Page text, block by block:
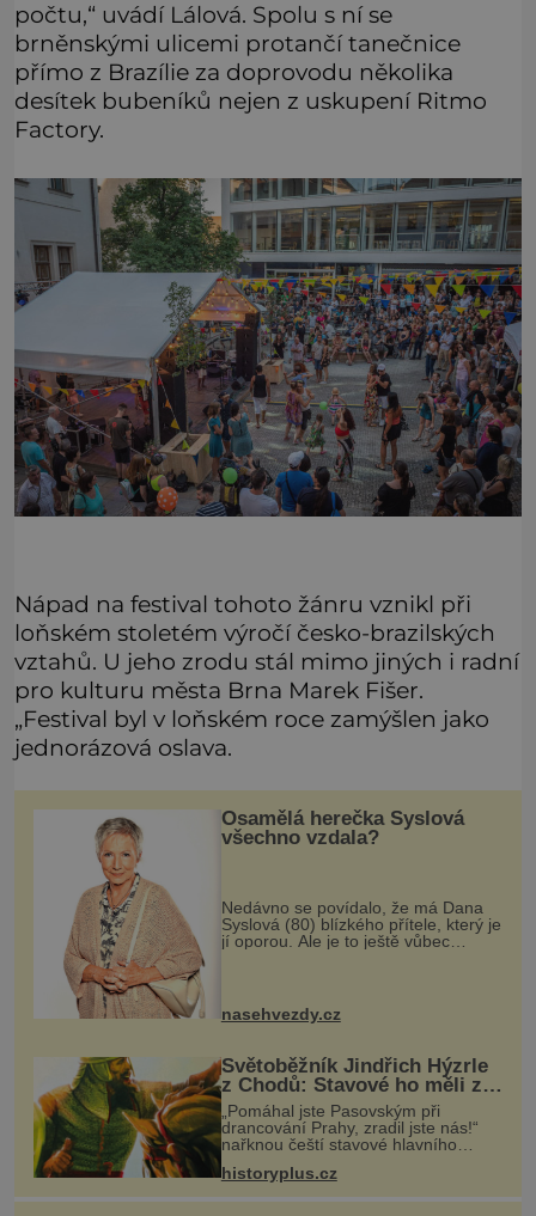
počtu,“ uvádí Lálová. Spolu s ní se
brněnskými ulicemi protančí tanečnice
přímo z Brazílie za doprovodu několika
desítek bubeníků nejen z uskupení Ritmo
Factory.
Nápad na festival tohoto žánru vznikl při
loňském stoletém výročí česko-brazilských
vztahů. U jeho zrodu stál mimo jiných i radní
pro kulturu města Brna Marek Fišer.
„Festival byl v loňském roce zamýšlen jako
jednorázová oslava.
Osamělá herečka Syslová
všechno vzdala?
Nedávno se povídalo, že má Dana
Syslová (80) blízkého přítele, který je
jí oporou. Ale je to ještě vůbec
nasehvezdy.cz
Světoběžník Jindřich Hýzrle
z Chodů: Stavové ho měli za
zrádce
„Pomáhal jste Pasovským při
drancování Prahy, zradil jste nás!“
nařknou čeští stavové hlavního
Jindřich se však zastrašit nenechá.
Zachová chladnou hlavu a trestu
historyplus.cz